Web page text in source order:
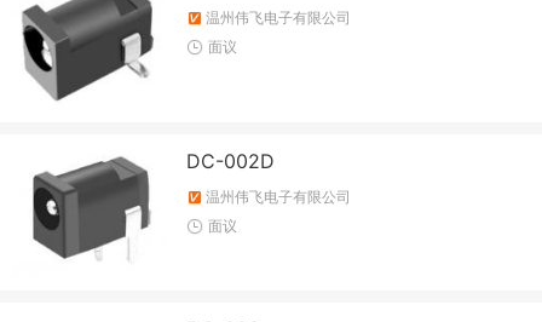
温州伟飞电子有限公司
面议
DC-002D
温州伟飞电子有限公司
面议